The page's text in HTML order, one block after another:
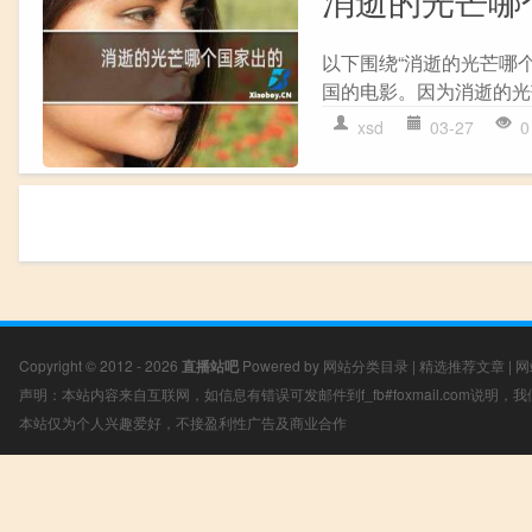
以下围绕“消逝的光芒哪
国的电影。因为消逝的
xsd 03-27 0
Copyright © 2012 - 2026 直播站吧 Powered by 网站分类目录 | 精选推荐文章 |
声明：本站内容来自互联网，如信息有错误可发邮件到f_fb#foxmail.com说明，
本站仅为个人兴趣爱好，不接盈利性广告及商业合作